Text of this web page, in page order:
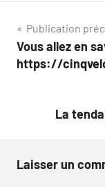
de
Publication
Vous allez en
https://
La
Laisser un